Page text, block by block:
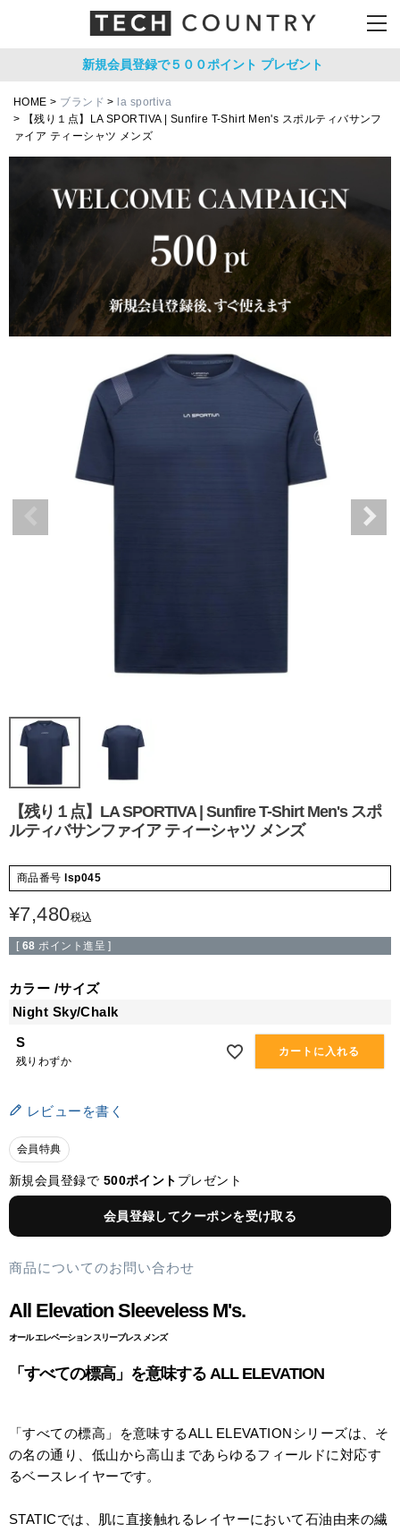
新規会員登録で５００ポイント プレゼント
HOME ブランド
la sportiva
【残り１点】LA SPORTIVA | Sunfire T-Shirt Men's スポルティバサンフ
ァイア ティーシャツ メンズ
【残り１点】LA SPORTIVA | Sunfire T-Shirt Men's スポ
ルティバサンファイア ティーシャツ メンズ
商品番号 lsp045
¥7,480税込
[ 68 ポイント進呈 ]
カラー サイズ
Night Sky/Chalk
S
残りわずか
カートに入れる
レビューを書く
会員特典
新規会員登録で 500ポイント プレゼント
会員登録してクーポンを受け取る
商品についてのお問い合わせ
All Elevation Sleeveless M's.
オール エレベーション スリーブレス メンズ
「すべての標高」を意味する ALL ELEVATION
「すべての標高」を意味するALL ELEVATIONシリーズは、そ
の名の通り、低山から高山まであらゆるフィールドに対応す
るベースレイヤーです。
STATICでは、肌に直接触れるレイヤーにおいて石油由来の繊